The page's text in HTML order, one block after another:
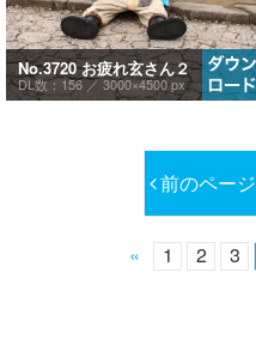
No.3720 お疲れ玄さん２
DL数：156 ／ 3000×4500 px
前のページ
« 1 2 3